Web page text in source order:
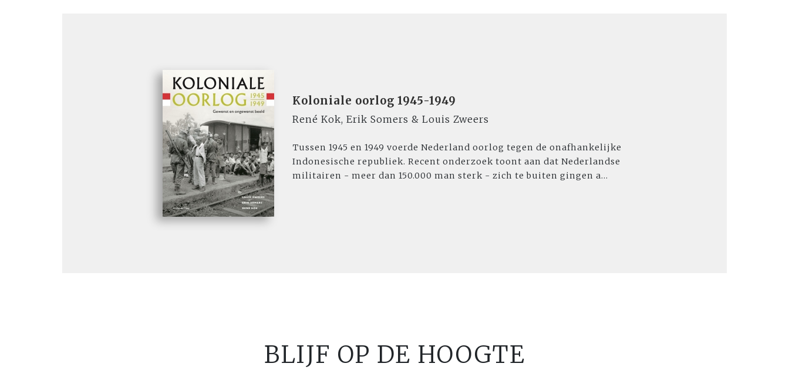
Koloniale oorlog 1945-1949
René Kok, Erik Somers & Louis Zweers
Tussen 1945 en 1949 voerde Nederland oorlog tegen de onafhankelijke
Indonesische republiek. Recent onderzoek toont aan dat Nederlandse
militairen - meer dan 150.000 man sterk - zich te buiten gingen a...
BLIJF OP DE HOOGTE